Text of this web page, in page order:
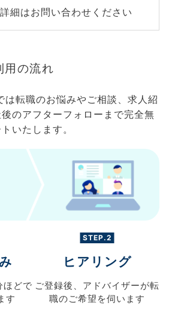
細はお問い合わせください
用の流れ
は転職のお悩みやご相談、求人紹
のアフターフォローまで完全無
いたします。
ほどで
す
STEP.2
ヒアリング
ご登録後、 アドバイザーが転
職のご希望を伺います